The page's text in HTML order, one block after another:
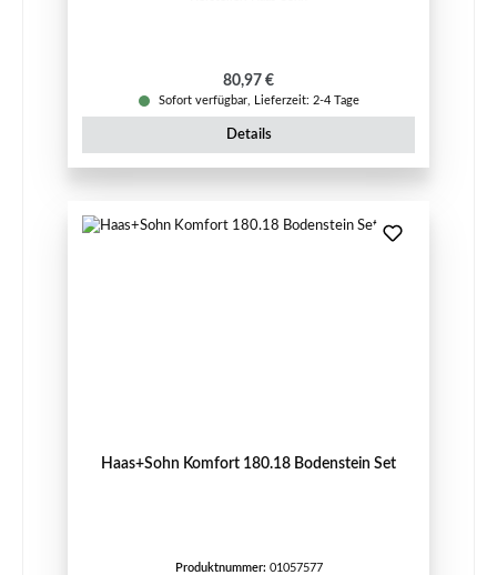
Regulärer Preis:
80,97 €
Sofort verfügbar, Lieferzeit: 2-4 Tage
Details
Haas+Sohn Komfort 180.18 Bodenstein Set
Produktnummer: 01057577